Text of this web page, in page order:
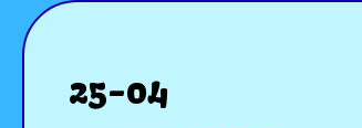
25-04